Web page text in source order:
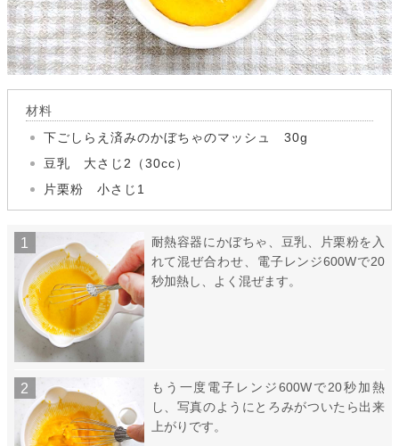
材料
下ごしらえ済みのかぼちゃのマッシュ 30g
豆乳 大さじ2（30cc）
片栗粉 小さじ1
耐熱容器にかぼちゃ、豆乳、片栗粉を入
れて混ぜ合わせ、電子レンジ600Wで20
秒加熱し、よく混ぜます。
もう一度電子レンジ600Wで20秒加熱
し、写真のようにとろみがついたら出来
上がりです。